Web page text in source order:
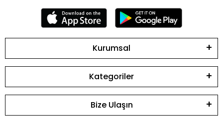
Kurumsal
Kategoriler
Bize Ulaşın